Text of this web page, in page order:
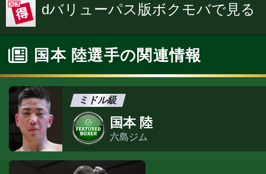
dバリューパス版ボクモバで見る
国本 陸選手の関連情報
ミドル級
国本 陸
六島ジム